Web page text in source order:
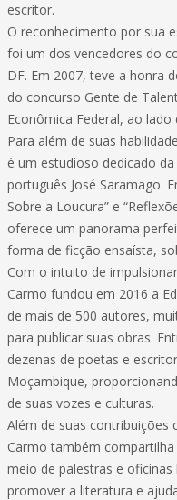
escritor.
O reconhecimento por sua
foi um dos vencedores do
DF. Em 2007, teve a honra
do concurso Gente de
Econômica Federal, ao lado
Para além de suas
é um estudioso dedicado
português José Saramago.
Sobre a Loucura” e
oferece um panorama
forma de ficção ensaísta,
Com o intuito de
Carmo fundou em 2016 a
de mais de 500 autores,
para publicar suas obras.
dezenas de poetas e
Moçambique,
de suas vozes e culturas.
Além de suas contribuições
Carmo também
meio de palestras e oficinas
promover a literatura e